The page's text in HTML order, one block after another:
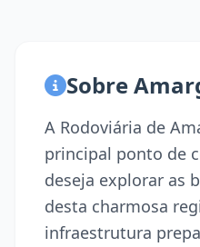
Sobre
A Rodoviária de
principal ponto de
deseja explorar as
desta charmosa
infraestrutura